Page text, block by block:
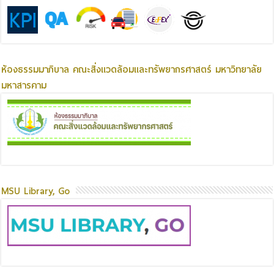
ห้องธรรมมาภิบาล คณะสิ่งแวดล้อมและทรัพยากรศาสตร์ มหาวิทยาลัย
มหาสารคาม
MSU Library, Go